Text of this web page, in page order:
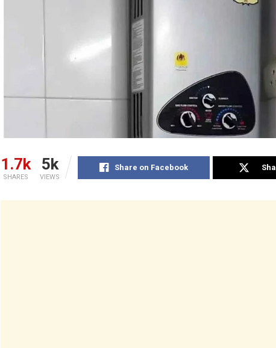
1.7k
SHARES
5k
VIEWS
Share on Facebook